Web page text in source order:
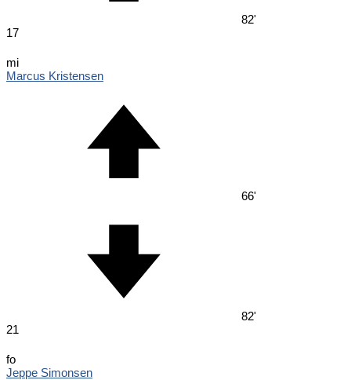
82'
17
mi
Marcus Kristensen
66'
82'
21
fo
Jeppe Simonsen